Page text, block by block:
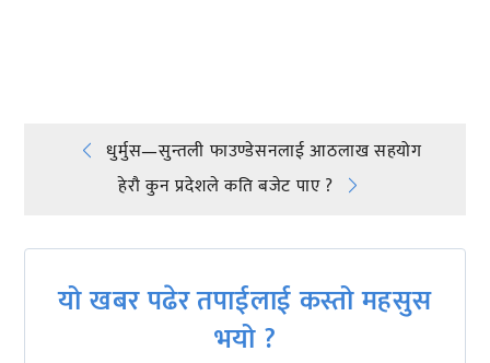
Post
navigation
धुर्मुस—सुन्तली फाउण्डेसनलाई आठलाख सहयोग
हेराै कुन प्रदेशले कति बजेट पाए ?
यो खबर पढेर तपाईलाई कस्तो महसुस
भयो ?